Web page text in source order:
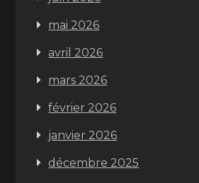
mai 2026
avril 2026
mars 2026
février 2026
janvier 2026
décembre 2025